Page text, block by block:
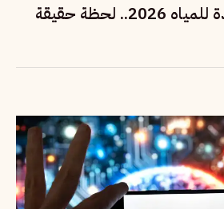
مؤتمر الأمم المتحدة للمياه 2026.. لحظة حقيقة